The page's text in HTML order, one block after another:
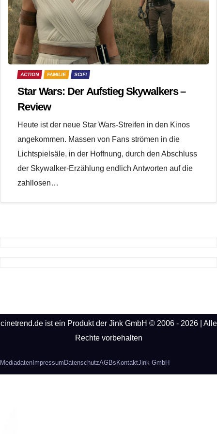
ACTION FAMILIE SCIFI
Star Wars: Der Aufstieg Skywalkers –
Review
Heute ist der neue Star Wars-Streifen in den Kinos
angekommen. Massen von Fans strömen in die
Lichtspielsäle, in der Hoffnung, durch den Abschluss
der Skywalker-Erzählung endlich Antworten auf die
zahllosen…
cinetrend.de ist ein Produkt der Jink GmbH © 2006 - 2026 | Alle
Rechte vorbehalten
MediadatenImpressumDatenschutzAGBsKontaktJink GmbH